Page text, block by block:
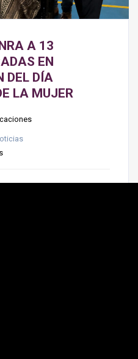
A 13
EN
DEL DÍA
LA MUJER